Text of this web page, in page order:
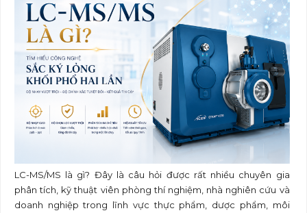
LC-MS/MS là gì? Đây là câu hỏi được rất nhiều chuyên gia
phân tích, kỹ thuật viên phòng thí nghiệm, nhà nghiên cứu và
doanh nghiệp trong lĩnh vực thực phẩm, dược phẩm, môi